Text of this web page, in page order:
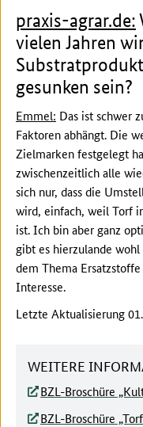
praxis-agrar.de:
vielen Jahren
gesunken sein?
Emmel: Das ist schwer
Faktoren abhängt. Die
Zielmarken festgelegt
zwischenzeitlich alle
sich nur, dass die
wird, einfach, weil Torf
ist. Ich bin aber ganz
gibt es hierzulande
dem Thema
Interesse.
Letzte Aktualisierung
WEITERE
BZL-Broschüre
BZL-Broschüre